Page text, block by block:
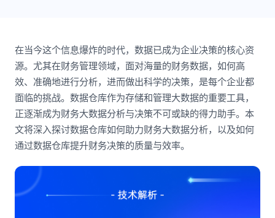
在当今这个信息爆炸的时代，数据已成为企业决策的核心资
源。尤其在财务管理领域，面对海量的财务数据，如何高
效、准确地进行分析，进而做出科学的决策，是每个企业都
面临的挑战。数据仓库作为存储和管理大数据的重要工具，
正逐渐成为财务大数据分析与决策不可或缺的得力助手。本
文将深入探讨数据仓库如何助力财务大数据分析，以及如何
通过数据仓库提升财务决策的质量与效率。